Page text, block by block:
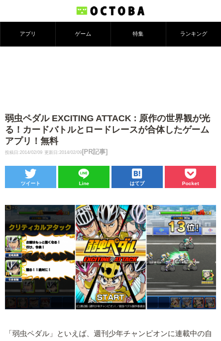
アプリ ゲーム 特集 ランキング
弱虫ペダル EXCITING ATTACK : 原作の世界観が光
る！カードバトルとロードレースが合体したゲーム
アプリ！無料
投稿日:2014/02/09 更新日:2014/02/09 [PR記事]
ツイート Line はてブ Pocket
「弱虫ペダル」といえば、週刊少年チャンピオンに連載中の自